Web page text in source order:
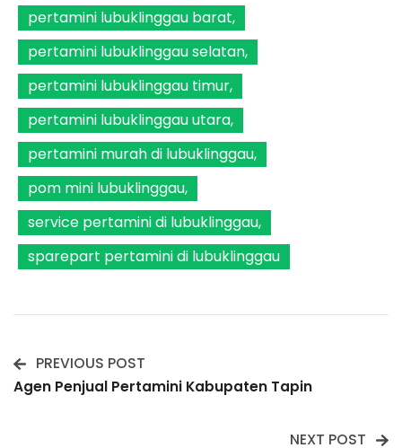
pertamini lubuklinggau barat
pertamini lubuklinggau selatan
pertamini lubuklinggau timur
pertamini lubuklinggau utara
pertamini murah di lubuklinggau
pom mini lubuklinggau
service pertamini di lubuklinggau
sparepart pertamini di lubuklinggau
Post
PREVIOUS POST
Agen Penjual Pertamini Kabupaten Tapin
NEXT POST